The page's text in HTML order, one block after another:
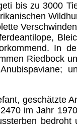
bis zu 3000
In
Riedbock
geschätzte
im Jahr
bedroht